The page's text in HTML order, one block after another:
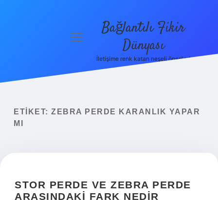
Yasal Uyarı
menüyü
Bağlantılı Fikir
Dünyası
İletişime renk katan neşeli öneriler!
ETIKET: ZEBRA PERDE KARANLIK YAPAR
MI
STOR PERDE VE ZEBRA PERDE
ARASINDAKI FARK NEDIR